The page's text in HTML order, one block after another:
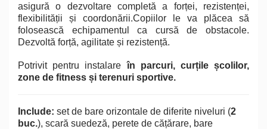
asigură o dezvoltare completă a forței, rezistenței,
flexibilității și coordonării.Copiilor le va plăcea să
folosească echipamentul ca cursă de obstacole.
Dezvoltă forță, agilitate și rezistență.
Potrivit pentru instalareîn parcuri, curțile școlilor,
zone de fitness și terenuri sportive.
Include: set de bare orizontale de diferite niveluri (2
buc.), scară suedeză, perete de cățărare, bare